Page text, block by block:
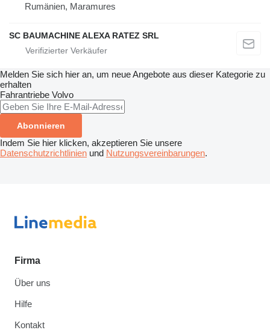
Rumänien, Maramures
SC BAUMACHINE ALEXA RATEZ SRL
Melden Sie sich hier an, um neue Angebote aus dieser Kategorie zu
erhalten
Fahrantriebe Volvo
Abonnieren
Indem Sie hier klicken, akzeptieren Sie unsere
Datenschutzrichtlinien und Nutzungsvereinbarungen.
Firma
Über uns
Hilfe
Kontakt